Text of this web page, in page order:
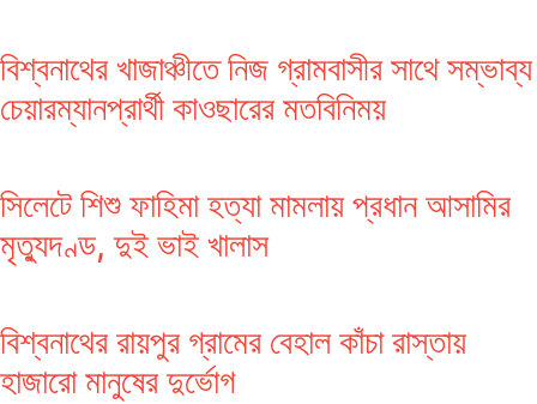
বিশ্বনাথের খাজাঞ্চীতে নিজ গ্রামবাসীর সাথে সম্ভাব্য
চেয়ারম্যানপ্রার্থী কাওছারের মতবিনিময়
সিলেটে শিশু ফাহিমা হত্যা মামলায় প্রধান আসামির
মৃত্যুদণ্ড, দুই ভাই খালাস
বিশ্বনাথের রায়পুর গ্রামের বেহাল কাঁচা রাস্তায়
হাজারো মানুষের দুর্ভোগ